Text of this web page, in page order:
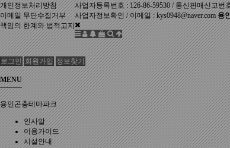
개인정보처리방침
이메일 무단수집거부
책임의 한계와 법적고지
사업자등록번호 : 126-86-59530 / 통신판매신고번
사업자정보확인/ 이메일 : kys0948@naver.com용
로그인 회원가입 정보찾기
MENU
용인곤충테마파크
인사말
이용가이드
시설안내